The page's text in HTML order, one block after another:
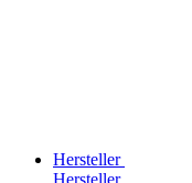
Hersteller
Hersteller